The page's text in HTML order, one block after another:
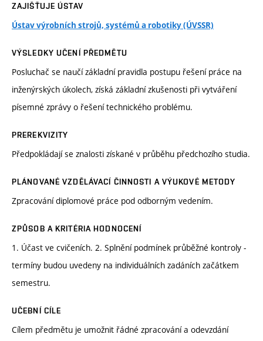
ZAJIŠŤUJE ÚSTAV
Ústav výrobních strojů, systémů a robotiky (ÚVSSR)
VÝSLEDKY UČENÍ PŘEDMĚTU
Posluchač se naučí základní pravidla postupu řešení práce na
inženýrských úkolech, získá základní zkušenosti při vytváření
písemné zprávy o řešení technického problému.
PREREKVIZITY
Předpokládají se znalosti získané v průběhu předchozího studia.
PLÁNOVANÉ VZDĚLÁVACÍ ČINNOSTI A VÝUKOVÉ METODY
Zpracování diplomové práce pod odborným vedením.
ZPŮSOB A KRITÉRIA HODNOCENÍ
1. Účast ve cvičeních. 2. Splnění podmínek průběžné kontroly -
termíny budou uvedeny na individuálních zadáních začátkem
semestru.
UČEBNÍ CÍLE
Cílem předmětu je umožnit řádné zpracování a odevzdání